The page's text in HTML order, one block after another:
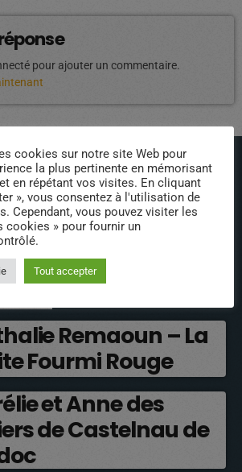
pour ajouter un commentaire.
PODCAST
Remaoun – La
Fourmi Rouge
et Anne des
de Castelnau de
cookies sur notre site Web pour
la plus pertinente en mémorisant
en répétant vos visites. En cliquant
», vous consentez à l'utilisation de
Cependant, vous pouvez visiter les
cookies » pour fournir un
Tout accepter